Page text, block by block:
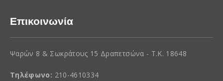
Επικοινωνία
Ψαρών 8 & Σωκράτους 15 Δραπετσώνα - Τ.Κ. 18648
Τηλέφωνο: 210-4610334